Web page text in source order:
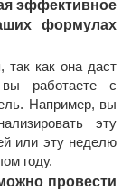
эффективное
формулах
так как она даст
работаете с
Например, вы
эту
или эту неделю
году.
провести